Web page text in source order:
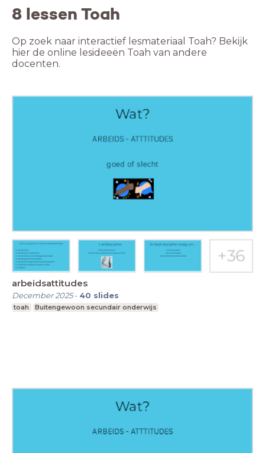
8 lessen Toah
Op zoek naar interactief lesmateriaal Toah? Bekijk
hier de online lesideeën Toah van andere
docenten.
arbeidsattitudes
December 2025- 40 slides
toah Buitengewoon secundair onderwijs